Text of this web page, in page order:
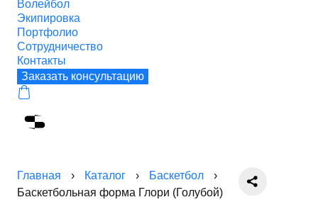
Волейбол
Экипировка
Портфолио
Сотрудничество
Контакты
Заказать консультацию
Главная › Каталог › Баскетбол
›
Баскетбольная форма Глори (Голубой)